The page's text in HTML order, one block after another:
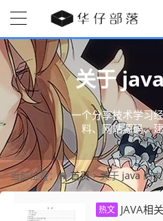
关于java
一个分享技术学习
料、网站源码、
当前位置： 首页 关于java的
热文 JAVA相